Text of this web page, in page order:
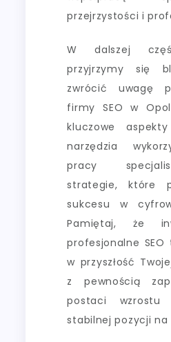
przejrzystości i
W dalszej
przyjrzymy się
zwrócić uwagę
firmy SEO w
kluczowe aspekty
narzędzia
pracy
strategie, które
sukcesu w
Pamiętaj, że
profesjonalne
w przyszłość
z pewnością
postaci wzrostu
stabilnej pozycji na